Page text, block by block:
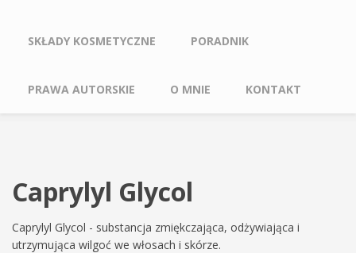
SKŁADY KOSMETYCZNE PORADNIK
PRAWA AUTORSKIE O MNIE KONTAKT
Caprylyl Glycol
Caprylyl Glycol - substancja zmiękczająca, odżywiająca i
utrzymująca wilgoć we włosach i skórze.